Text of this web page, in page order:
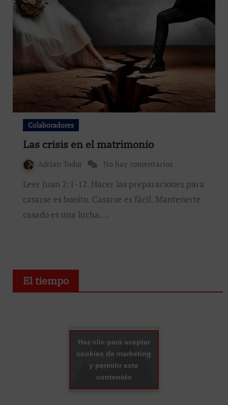
Colaboradores
Las crisis en el matrimonio
Adrian Todor No hay comentarios
Leer Juan 2:1-12. Hacer las preparaciones para
casarse es bonito. Casarse es fácil. Mantenerte
casado es una lucha.…
El tiempo
Haz clic para aceptar
cookies de marketing
y permitir este
contenido